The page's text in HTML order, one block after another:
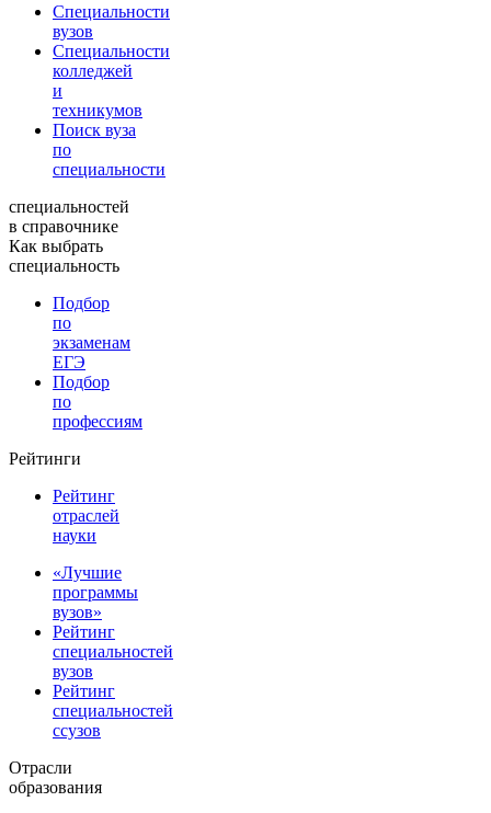
Специальности
вузов
Специальности
колледжей
и
техникумов
Поиск вуза
по
специальности
специальностей
в справочнике
Как выбрать
специальность
Подбор
по
экзаменам
ЕГЭ
Подбор
по
профессиям
Рейтинги
Рейтинг
отраслей
науки
«Лучшие
программы
вузов»
Рейтинг
специальностей
вузов
Рейтинг
специальностей
ссузов
Отрасли
образования